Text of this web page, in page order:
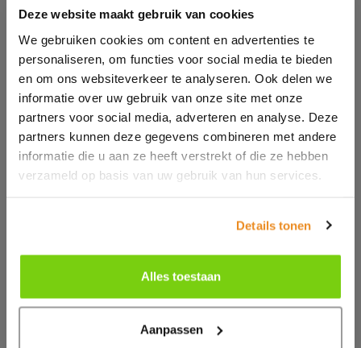
Deze website maakt gebruik van cookies
We gebruiken cookies om content en advertenties te
personaliseren, om functies voor social media te bieden
en om ons websiteverkeer te analyseren. Ook delen we
informatie over uw gebruik van onze site met onze
partners voor social media, adverteren en analyse. Deze
partners kunnen deze gegevens combineren met andere
informatie die u aan ze heeft verstrekt of die ze hebben
verzameld op basis van uw gebruik van hun services.
Details tonen
Alles toestaan
Aanpassen
is en het product leent zich ervoor kan Google
Shopping zeker een uitkomst zijn.
Hoe kom ik daar te staan?
Om gebruik te maken van Google Shopping heb je een
product-feed, een merchant- en AdWordsaccount
nodig. Er wordt een koppeling gemaakt tussen de
webshop en Google Shopping om zo jouw producten
tuinbank, dan kan het zijn dat er direct een foto van